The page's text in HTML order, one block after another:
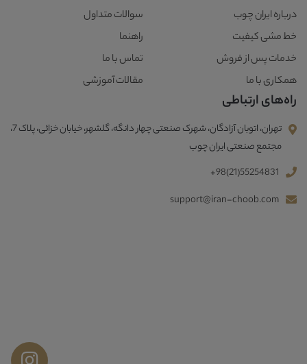
درباره ایران چوب
خط مشی کیفیت
خدمات پس از فروش
همکاری با ما
سوالات متداول
راهنما
تماس با ما
مقالات آموزشی
راه‌های ارتباطی
تهران، اتوبان آزادگان، شهرک صنعتی چهار دانگه، گلشهر، خیابان خزائی، پلاک 7،
مجتمع صنعتی ایران چوب
+98(21)55254831
support@iran-choob.com